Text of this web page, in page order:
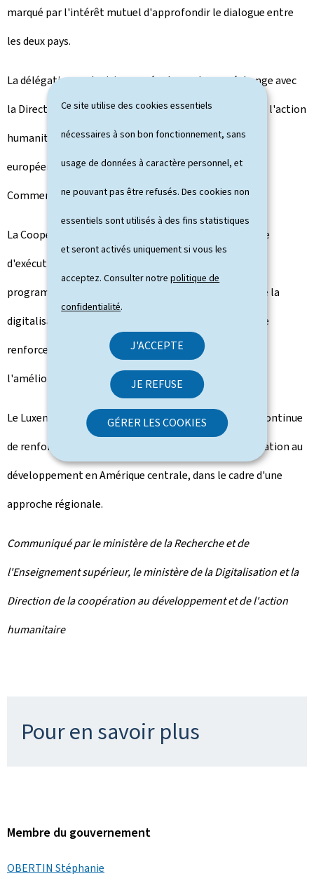
Ce site utilise des cookies essentiels
nécessaires à son bon fonctionnement, sans
usage de données à caractère personnel, et
ne pouvant pas être refusés. Des cookies non
essentiels sont utilisés à des fins statistiques
et seront activés uniquement si vous les
acceptez. Consulter notrepolitique de
confidentialité.
J'ACCEPTE
JE REFUSE
GÉRER LES COOKIES
marqué par l'intérêt mutuel d'approfondir le dialogue entre
les deux pays.
La délégation costaricienne a également eu un échange avec
la Direction de la coopération au développement et de l'action
humanitaire du ministère des Affaires étrangères et
européennes, de la Défense, de la Coopération et du
Commerce extérieur.
La Coopération luxembourgeoise, à travers son agence
d'exécution LuxDev, met actuellement en oeuvre un
programme bilatéral au Costa Rica dans le domaine de la
digitalisation et de l'e-gouvernance, afin de soutenir le
renforcement des capacités numériques du pays et
l'amélioration de la prestation des services publics.
Le Luxembourg, à travers son ambassade à San José, continue
de renforcer progressivement ses relations de coopération au
développement en Amérique centrale, dans le cadre d'une
approche régionale.
Communiqué par le ministère de la Recherche et de
l'Enseignement supérieur, le ministère de la Digitalisation et la
Direction de la coopération au développement et de l'action
humanitaire
Pour en savoir plus
Membre du gouvernement
OBERTIN Stéphanie